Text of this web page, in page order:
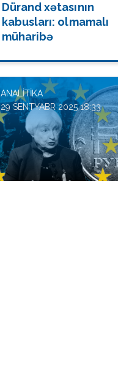
Dürand xətasının
kabusları: olmamalı
müharibə
ANALITIKA
29 SENTYABR 2025 18:33